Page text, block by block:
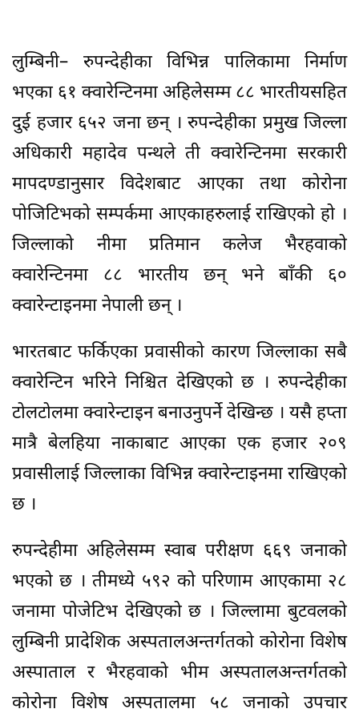
लुम्बिनी– रुपन्देहीका विभिन्न पालिकामा निर्माण
भएका ६१ क्वारेन्टिनमा अहिलेसम्म ८८ भारतीयसहित
दुई हजार ६५२ जना छन् । रुपन्देहीका प्रमुख जिल्ला
अधिकारी महादेव पन्थले ती क्वारेन्टिनमा सरकारी
मापदण्डानुसार विदेशबाट आएका तथा कोरोना
पोजिटिभको सम्पर्कमा आएकाहरुलाई राखिएको हो ।
जिल्लाको नीमा प्रतिमान कलेज भैरहवाको
क्वारेन्टिनमा ८८ भारतीय छन् भने बाँकी ६०
क्वारेन्टाइनमा नेपाली छन् ।
भारतबाट फर्किएका प्रवासीको कारण जिल्लाका सबै
क्वारेन्टिन भरिने निश्चित देखिएको छ । रुपन्देहीका
टोलटोलमा क्वारेन्टाइन बनाउनुपर्ने देखिन्छ । यसै हप्ता
मात्रै बेलहिया नाकाबाट आएका एक हजार २०९
प्रवासीलाई जिल्लाका विभिन्न क्वारेन्टाइनमा राखिएको
छ ।
रुपन्देहीमा अहिलेसम्म स्वाब परीक्षण ६६९ जनाको
भएको छ । तीमध्ये ५९२ को परिणाम आएकामा २८
जनामा पोजेटिभ देखिएको छ । जिल्लामा बुटवलको
लुम्बिनी प्रादेशिक अस्पतालअन्तर्गतको कोरोना विशेष
अस्पाताल र भैरहवाको भीम अस्पतालअन्तर्गतको
कोरोना विशेष अस्पतालमा ५८ जनाको उपचार